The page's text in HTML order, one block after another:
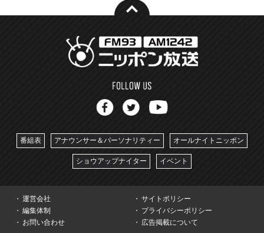
番組表 アナウンサー＆パーソナリティー オールナイトニッポン
ショウアップナイター イベント
運営会社
サイトポリシー
編集体制
プライバシーポリシー
お問い合わせ
広告掲載について